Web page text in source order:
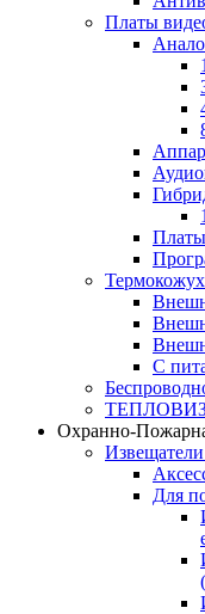
Платы
С
Охранно-
Для